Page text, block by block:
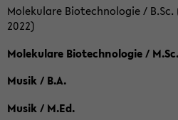
Molekulare Biotechnologie / B.Sc.
2022)
Molekulare Biotechnologie / M.Sc.
Musik / B.A.
Musik / M.Ed.